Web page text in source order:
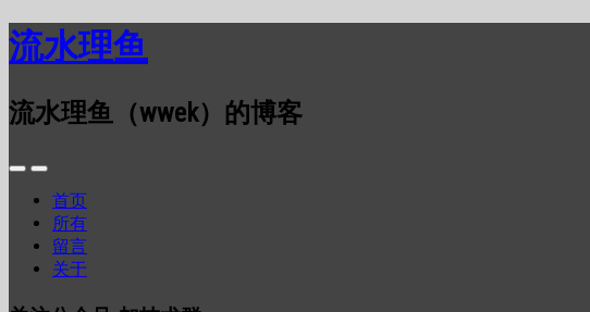
流水理鱼
流水理鱼（wwek）的博客
首页
所有
留言
关于